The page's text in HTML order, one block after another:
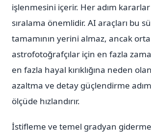
işlenmesini içerir. Her adım
sıralama önemlidir. AI araçları bu
tamamının yerini almaz, ancak
astrofotoğrafçılar için en fazla
en fazla hayal kırıklığına neden
azaltma ve detay güçlendirme
ölçüde hızlandırır.
İstifleme ve temel gradyan